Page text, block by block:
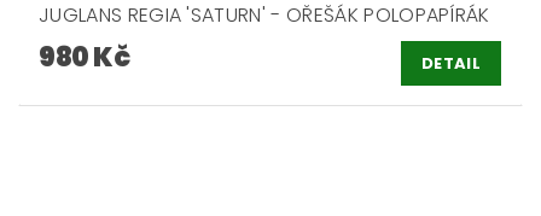
JUGLANS REGIA 'SATURN' - OŘEŠÁK POLOPAPÍRÁK
980 Kč DETAIL